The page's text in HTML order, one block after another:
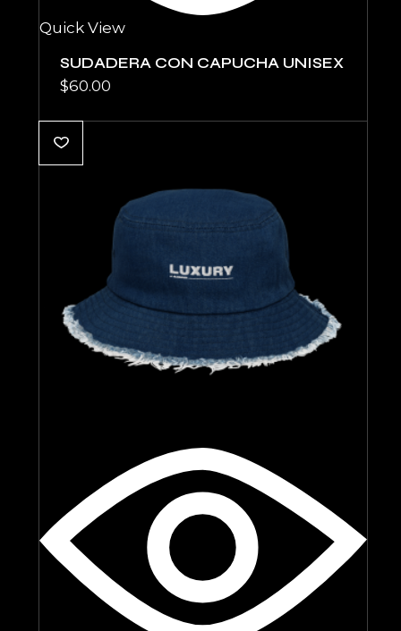
Quick View
SUDADERA CON CAPUCHA UNISEX
$60.00